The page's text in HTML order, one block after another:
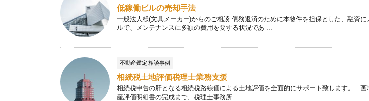
低稼働ビルの売却手法
一般法人様(文具メーカー)からのご相談 債務返済のために本物件を担保とした、融資
ルで、メンテナンスに多額の費用を要する状況であ ...
不動産鑑定 相談事例
相続税土地評価税理士業務支援
相続税申告の肝となる相続税路線価による土地評価を全面的にサポート致します。
産評価明細書の完成まで、税理士事務所 ...